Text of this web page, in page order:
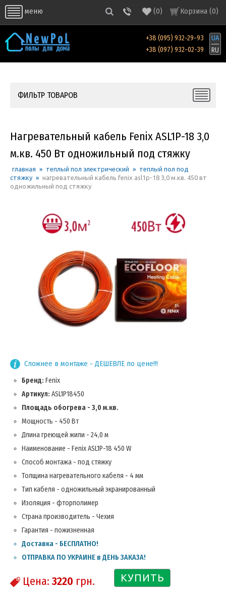
меню Корзина (0)
(0)
+38 (095) 932-29-93
+38 (097) 932-02-39
UA
RU
ФИЛЬТР ТОВАРОВ
Нагревательный кабель Fenix ASL1P-18 3,0
м.кв. 450 Вт одножильный под стяжку
главная » теплый пол электрический » теплый пол под
стяжку » нагревательный кабель fenix asl1p-18 3,0 м.кв. 450 вт
одножильный под стяжку
Сложнее в монтаже - ДЕШЕВЛЕ по цене!!!
Бренд: Fenix
Артикул: ASL1P18450
Площадь обогрева - 3,0 м.кв.
Мощность - 450 Вт
Длина греющей жили - 24,0 м
Наименование - Fenix ASL1P-18 450 W
Способ монтажа - под стяжку
Толщина нагревательного кабеля - 4 мм
Тип кабеля - одножильный экранированный
Изоляция - фторполимер
Страна производитель - Чехия
Гарантия - пожизненная
Доставка - БЕСПЛАТНО!
ОТПРАВКА ПО УКРАИНЕ в ДЕНЬ ЗАКАЗА!
Цена: 3220 грн. КУПИТЬ